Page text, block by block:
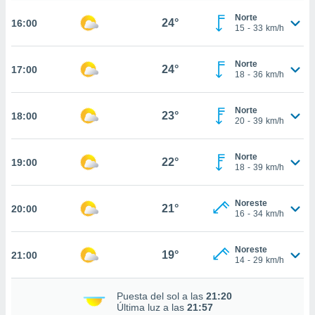
que
sean
para
ni para
no
web a
16:00 24°
Norte
15 - 33 km/h
17:00 24°
Norte
18 - 36 km/h
18:00 23°
Norte
20 - 39 km/h
19:00 22°
Norte
18 - 39 km/h
20:00 21°
Noreste
16 - 34 km/h
21:00 19°
Noreste
14 - 29 km/h
Puesta del sol a las 21:20
Última luz a las 21:57